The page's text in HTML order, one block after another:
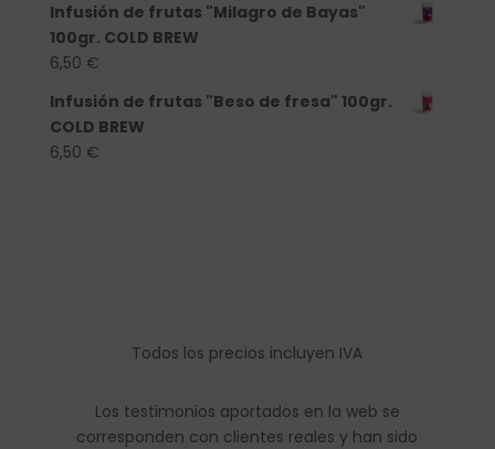
Infusión de frutas "Milagro de Bayas"
100gr. COLD BREW
6,50 €
Infusión de frutas "Beso de fresa" 100gr.
COLD BREW
6,50 €
Todos los precios incluyen IVA
Los testimonios aportados en la web se
corresponden con clientes reales y han sido